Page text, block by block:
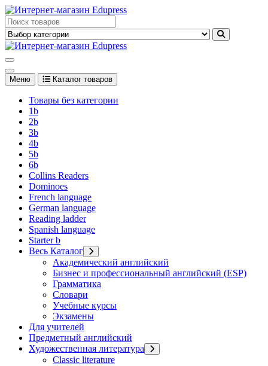
Перейти
к
содержимому
Edupress Uzbekistan, Edupress Узбекистан, книги, учебники на
английском языке
английском языке
Меню Каталог товаров
Товары без категории
1b
2b
3b
4b
5b
6b
Collins Readers
Dominoes
French language
German language
Reading ladder
Spanish language
Starter b
Весь Каталог
Академический английский
Бизнес и профессиональный английский (ESP)
Грамматика
Словари
Учебные курсы
Экзамены
Для учителей
Предметный английский
Художественная литература
Classic literature